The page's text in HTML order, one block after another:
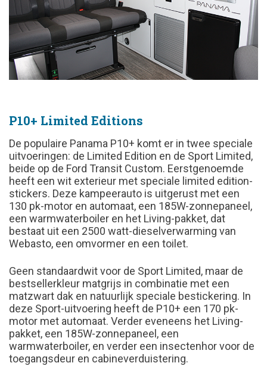
P10+ Limited Editions
De populaire Panama P10+ komt er in twee speciale
uitvoeringen: de Limited Edition en de Sport Limited,
beide op de Ford Transit Custom. Eerstgenoemde
heeft een wit exterieur met speciale limited edition-
stickers. Deze kampeerauto is uitgerust met een
130 pk-motor en automaat, een 185W-zonnepaneel,
een warmwaterboiler en het Living-pakket, dat
bestaat uit een 2500 watt-dieselverwarming van
Webasto, een omvormer en een toilet.
Geen standaardwit voor de Sport Limited, maar de
bestsellerkleur matgrijs in combinatie met een
matzwart dak en natuurlijk speciale bestickering. In
deze Sport-uitvoering heeft de P10+ een 170 pk-
motor met automaat. Verder eveneens het Living-
pakket, een 185W-zonnepaneel, een
warmwaterboiler, en verder een insectenhor voor de
toegangsdeur en cabineverduistering.